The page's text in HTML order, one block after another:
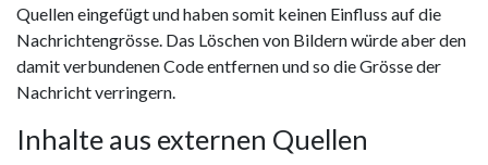
Quellen eingefügt und haben somit keinen Einfluss auf die
Nachrichtengrösse. Das Löschen von Bildern würde aber den
damit verbundenen Code entfernen und so die Grösse der
Nachricht verringern.
Inhalte aus externen Quellen